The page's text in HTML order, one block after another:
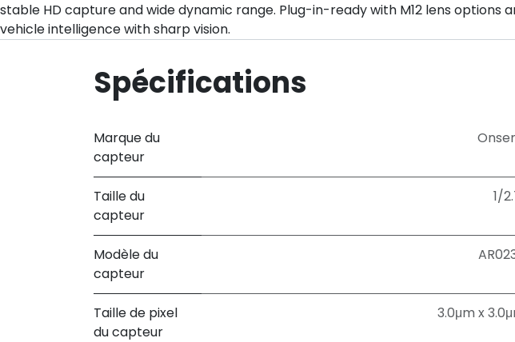
stable HD capture and wide dynamic range. Plug-in-ready with M12 lens
vehicle intelligence with sharp vision.
Spécifications
Marque du
capteur
Taille du
capteur
1/
Modèle du
capteur
Taille de pixel
du capteur
3.0μm x